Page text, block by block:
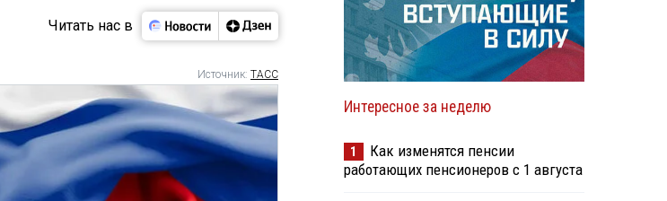
Читать нас в
Источник: ТАСС
Интересное за неделю
1
Как изменятся пенсии
работающих пенсионеров с 1 августа